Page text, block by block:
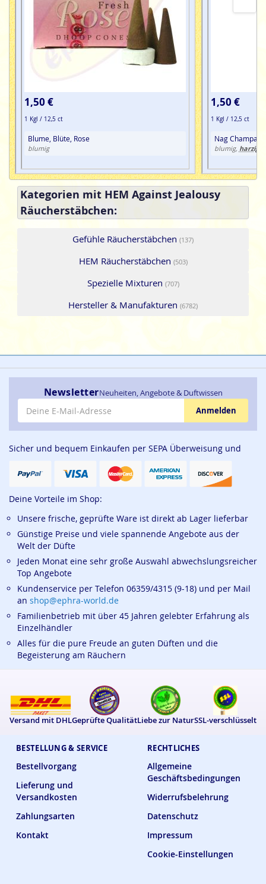
1,50 €
1 Kgl / 12,5 ct
Blume, Blüte, Rose
blumig
1,50 €
1 Kgl / 12,5 ct
Nag Champa
blumig, harzig
Kategorien mit HEM Against Jealousy
Räucherstäbchen:
Gefühle Räucherstäbchen (137)
HEM Räucherstäbchen (503)
Spezielle Mixturen (707)
Hersteller & Manufakturen (6782)
BESTELLUNG & SERVICE
Bestellvorgang
Lieferung und
Versandkosten
Zahlungsarten
Kontakt
RECHTLICHES
Allgemeine
Geschäftsbedingungen
Widerrufsbelehrung
Datenschutz
Impressum
Cookie-Einstellungen
NewsletterNeuheiten, Angebote & Duftwissen
E-Mail-Adresse
Anmelden
Sicher und bequem Einkaufen per SEPA Überweisung und
Deine Vorteile im Shop:
Unsere frische, geprüfte Ware ist direkt ab Lager lieferbar
Günstige Preise und viele spannende Angebote aus der
Welt der Düfte
Jeden Monat eine sehr große Auswahl abwechslungsreicher
Top Angebote
Kundenservice per Telefon 06359/4315 (9-18) und per Mail
an shop@ephra-world.de
Familienbetrieb mit über 45 Jahren gelebter Erfahrung als
Einzelhändler
Alles für die pure Freude an guten Düften und die
Begeisterung am Räuchern
Versand mit DHLGeprüfte QualitätLiebe zur NaturSSL-verschlüsselt